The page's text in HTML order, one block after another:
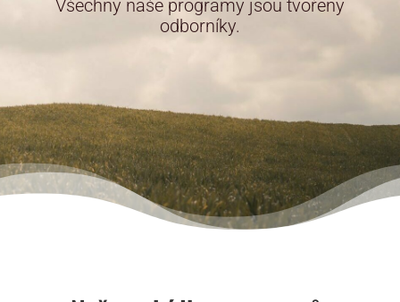
Všechny naše programy jsou tvořeny
odborníky.